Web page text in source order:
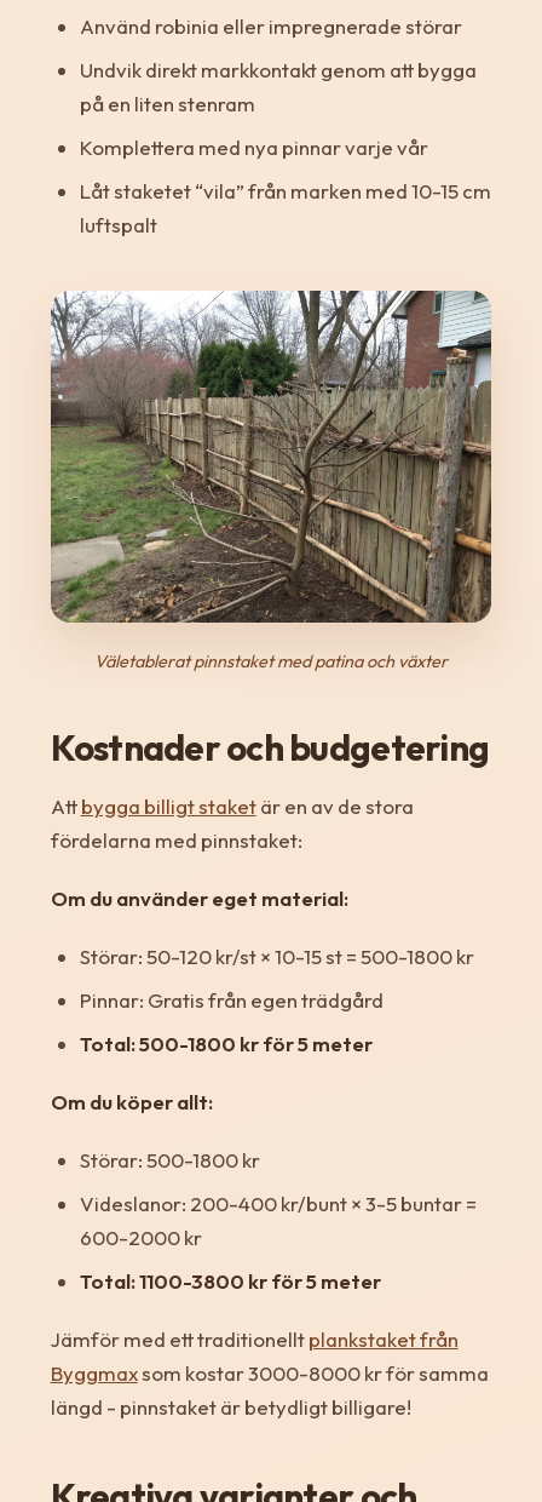
Använd robinia eller impregnerade störar
Undvik direkt markkontakt genom att bygga
på en liten stenram
Komplettera med nya pinnar varje vår
Låt staketet “vila” från marken med 10-15 cm
luftspalt
Väletablerat pinnstaket med patina och växter
Kostnader och budgetering
Attbygga billigt staketär en av de stora
fördelarna med pinnstaket:
Om du använder eget material:
Störar: 50-120 kr/st × 10-15 st = 500-1800 kr
Pinnar: Gratis från egen trädgård
Total: 500-1800 kr för 5 meter
Om du köper allt:
Störar: 500-1800 kr
Videslanor: 200-400 kr/bunt × 3-5 buntar =
600-2000 kr
Total: 1100-3800 kr för 5 meter
Jämför med ett traditionelltplankstaket från
Byggmaxsom kostar 3000-8000 kr för samma
längd - pinnstaket är betydligt billigare!